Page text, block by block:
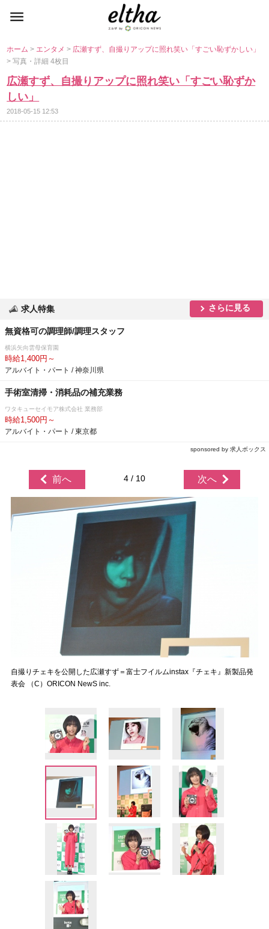
ホーム> エンタメ> 広瀬すず、自撮りアップに照れ笑い「すごい恥ずかしい」
> 写真・詳細 4枚目
広瀬すず、自撮りアップに照れ笑い「すごい恥ずか
しい」
2018-05-15 12:53
求人特集 さらに見る
無資格可の調理師/調理スタッフ
横浜矢向雲母保育園
時給1,400円～
アルバイト・パート / 神奈川県
手術室清掃・消耗品の補充業務
ワタキューセイモア株式会社 業務部
時給1,500円～
アルバイト・パート / 東京都
sponsored by 求人ボックス
前へ 4 / 10 次へ
自撮りチェキを公開した広瀬すず＝富士フイルムinstax『チェキ』新製品発
表会 （C）ORICON NewS inc.